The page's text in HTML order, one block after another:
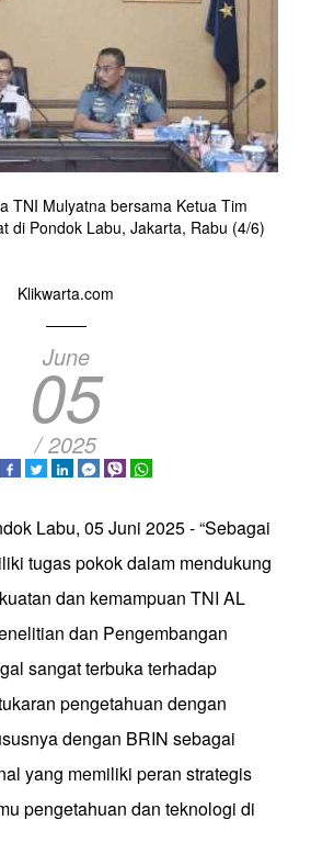
TNI Mulyatna bersama Ketua Tim
di Pondok Labu, Jakarta, Rabu (4/6)
Klikwarta.com
June
05
/ 2025
Labu, 05 Juni 2025 - “Sebagai
tugas pokok dalam mendukung
dan kemampuan TNI AL
dan Pengembangan
sangat terbuka terhadap
pengetahuan dengan
dengan BRIN sebagai
yang memiliki peran strategis
pengetahuan dan teknologi di